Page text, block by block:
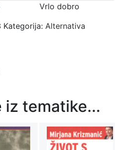
Vrlo dobro
Kategorija: Alternativa
iz tematike...